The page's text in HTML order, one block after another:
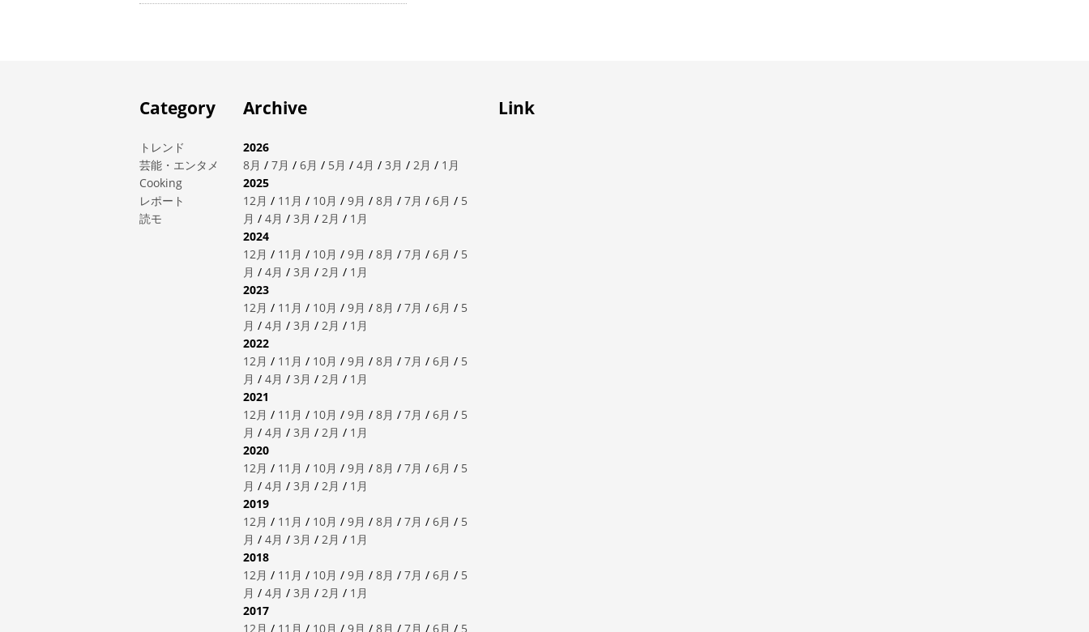
Category
トレンド
芸能・エンタメ
Cooking
レポート
読モ
Archive
2026
8月 / 7月 / 6月 / 5月 / 4月 / 3月 / 2月 / 1月
2025
12月 / 11月 / 10月 / 9月 / 8月 / 7月 / 6月 / 5
月 / 4月 / 3月 / 2月 / 1月
2024
12月 / 11月 / 10月 / 9月 / 8月 / 7月 / 6月 / 5
月 / 4月 / 3月 / 2月 / 1月
2023
12月 / 11月 / 10月 / 9月 / 8月 / 7月 / 6月 / 5
月 / 4月 / 3月 / 2月 / 1月
2022
12月 / 11月 / 10月 / 9月 / 8月 / 7月 / 6月 / 5
月 / 4月 / 3月 / 2月 / 1月
2021
12月 / 11月 / 10月 / 9月 / 8月 / 7月 / 6月 / 5
月 / 4月 / 3月 / 2月 / 1月
2020
12月 / 11月 / 10月 / 9月 / 8月 / 7月 / 6月 / 5
月 / 4月 / 3月 / 2月 / 1月
2019
12月 / 11月 / 10月 / 9月 / 8月 / 7月 / 6月 / 5
月 / 4月 / 3月 / 2月 / 1月
2018
12月 / 11月 / 10月 / 9月 / 8月 / 7月 / 6月 / 5
月 / 4月 / 3月 / 2月 / 1月
2017
12月 / 11月 / 10月 / 9月 / 8月 / 7月 / 6月 / 5
Link